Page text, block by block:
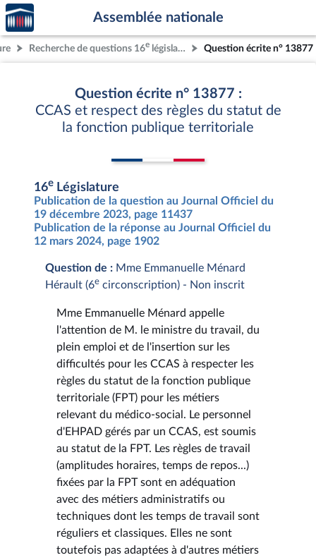
Aller au contenu
Aller en bas de la page
Accèder
à la
page
d'accueil
Assemblée nationale
Recherche de questions 16e législature Question écrite n° 13877
Question écrite n° 13877 :
CCAS et respect des règles du statut de
la fonction publique territoriale
16e Législature
Publication de la question au Journal Officiel du
19 décembre 2023, page 11437
Publication de la réponse au Journal Officiel du
12 mars 2024, page 1902
Question de : Mme Emmanuelle Ménard
Hérault (6e circonscription) - Non inscrit
Mme Emmanuelle Ménard appelle
l'attention de M. le ministre du travail, du
plein emploi et de l'insertion sur les
difficultés pour les CCAS à respecter les
règles du statut de la fonction publique
territoriale (FPT) pour les métiers
relevant du médico-social. Le personnel
d'EHPAD gérés par un CCAS, est soumis
au statut de la FPT. Les règles de travail
(amplitudes horaires, temps de repos...)
fixées par la FPT sont en adéquation
avec des métiers administratifs ou
techniques dont les temps de travail sont
réguliers et classiques. Elles ne sont
toutefois pas adaptées à d'autres métiers